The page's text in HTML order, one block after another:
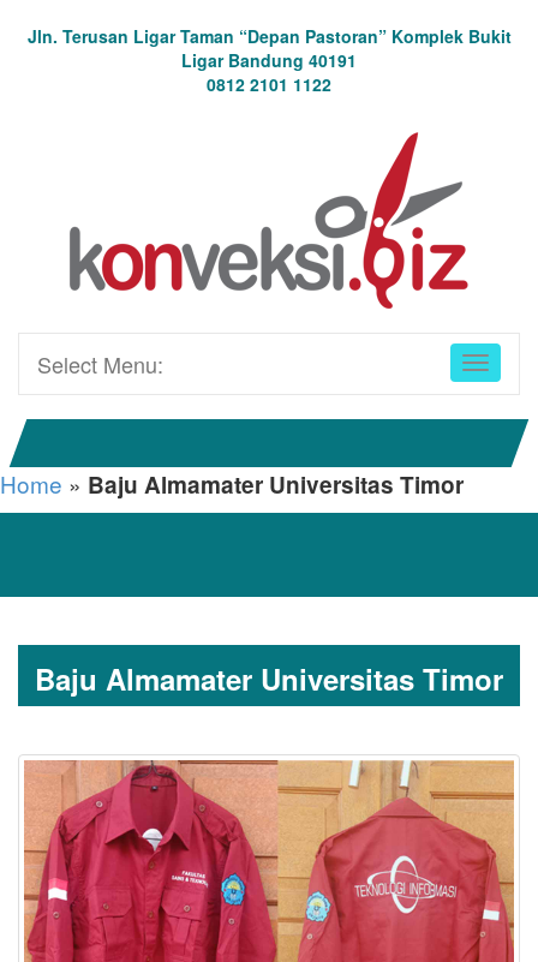
Jln. Terusan Ligar Taman “Depan Pastoran” Komplek Bukit
Ligar Bandung 40191
0812 2101 1122
Select Menu:
Home » Baju Almamater Universitas Timor
Baju Almamater Universitas Timor